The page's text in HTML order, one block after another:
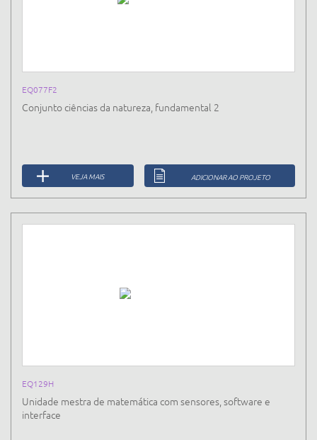
EQ077F2
Conjunto ciências da natureza, fundamental 2
VEJA MAIS ADICIONAR AO PROJETO
EQ129H
Unidade mestra de matemática com sensores, software e
interface